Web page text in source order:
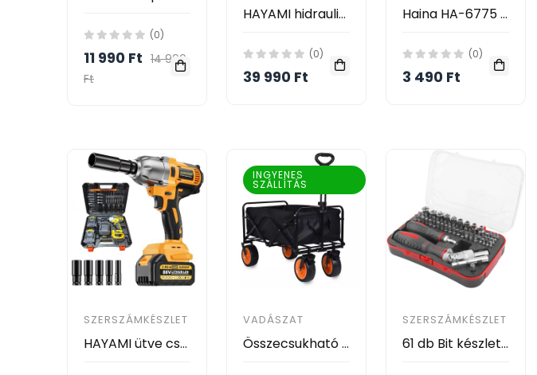
(0)
11 990 Ft 14 990
Ft
HAYAMI hidraulikus krokodil emelő 5,5 tonna KL25-2051
(0)
39 990 Ft
Haina HA-6775 3 részes színes dugókulcs készlet 3/8" – Kerékcsavarhoz
(0)
3 490 Ft
SZERSZÁMKÉSZLET
HAYAMI ütve csavarozó 2 akkuval 88V HA-1006
INGYENES
SZÁLLÍTÁS
VADÁSZAT
Összecsukható Négykerekű Gurulós Kocsi, nagy teherbírású kiszélesített kerekekkel - Folding Wagon -
SZERSZÁMKÉSZLET
61 db Bit készlet Racsnis Villáskulcs-kulcsos Fúró-kombinációs Készlet - Tökéletes Autó- És Kerékpárjavításhoz!